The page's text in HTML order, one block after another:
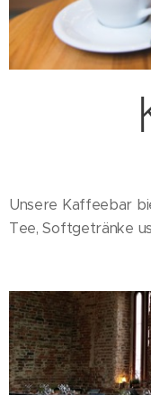
Unsere Kaffeebar
Tee, Softgetränke